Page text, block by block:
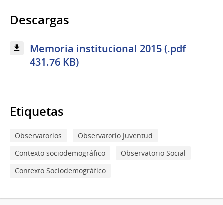
Descargas
Memoria institucional 2015 (.pdf
431.76 KB)
Etiquetas
Observatorios
Observatorio Juventud
Contexto sociodemográfico
Observatorio Social
Contexto Sociodemográfico